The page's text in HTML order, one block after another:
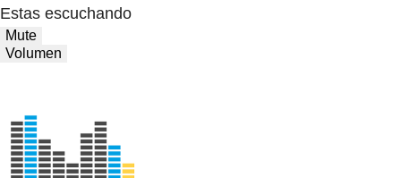
Estas escuchando
Mute
Volumen